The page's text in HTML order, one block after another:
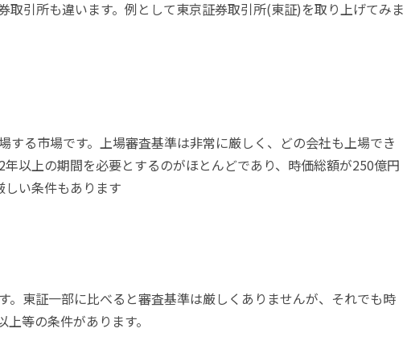
取引所も違います。例として東京証券取引所(東証)を取り上げてみま
する市場です。上場審査基準は非常に厳しく、どの会社も上場でき
以上の期間を必要とするのがほとんどであり、時価総額が250億円
い条件もあります
。東証一部に比べると審査基準は厳しくありませんが、それでも時
等の条件があります。